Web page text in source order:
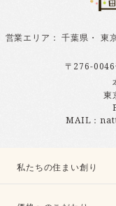
営業エリア ：千葉県 ・ 東
〒276-
東
MAIL：
私たちの住まい創り